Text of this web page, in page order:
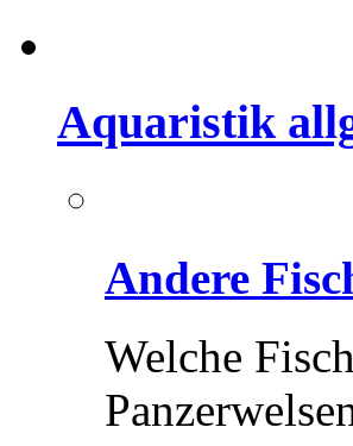
Aquaristik
Andere
Welche